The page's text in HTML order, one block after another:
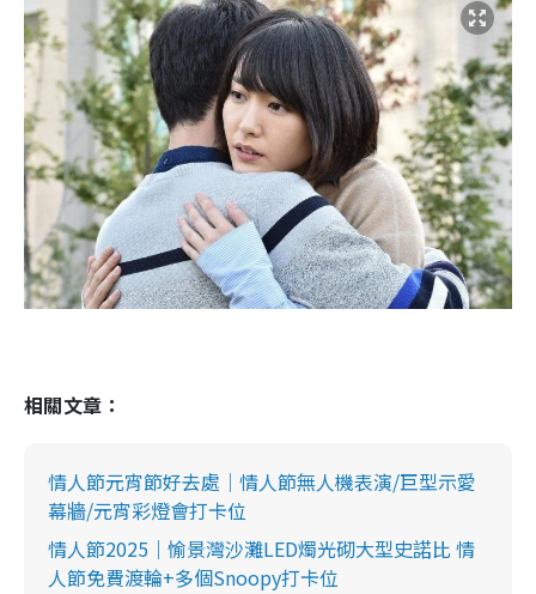
相關文章：
情人節元宵節好去處｜情人節無人機表演/巨型示愛
幕牆/元宵彩燈會打卡位
情人節2025｜愉景灣沙灘LED燭光砌大型史諾比 情
人節免費渡輪+多個Snoopy打卡位